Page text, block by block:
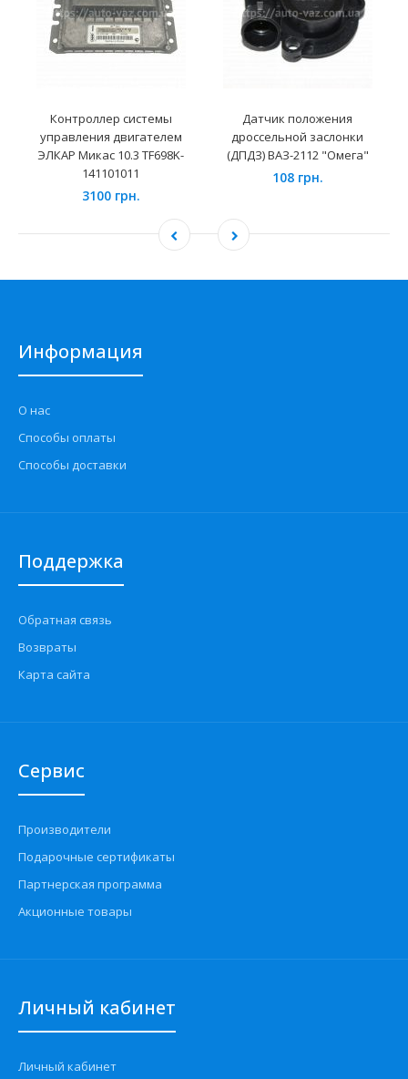
Контроллер системы
управления двигателем
ЭЛКАР Микас 10.3 TF698K-
141101011
3100 грн.
Датчик положения
дроссельной заслонки
(ДПДЗ) ВАЗ-2112 "Омега"
108 грн.
Информация
О нас
Способы оплаты
Способы доставки
Поддержка
Обратная связь
Возвраты
Карта сайта
Сервис
Производители
Подарочные сертификаты
Партнерская программа
Акционные товары
Личный кабинет
Личный кабинет